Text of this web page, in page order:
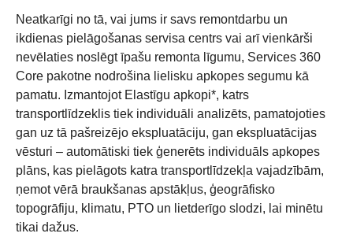
Neatkarīgi no tā, vai jums ir savs remontdarbu un
ikdienas pielāgošanas servisa centrs vai arī vienkārši
nevēlaties noslēgt īpašu remonta līgumu, Services 360
Core pakotne nodrošina lielisku apkopes segumu kā
pamatu. Izmantojot Elastīgu apkopi*, katrs
transportlīdzeklis tiek individuāli analizēts, pamatojoties
gan uz tā pašreizējo ekspluatāciju, gan ekspluatācijas
vēsturi – automātiski tiek ģenerēts individuāls apkopes
plāns, kas pielāgots katra transportlīdzekļa vajadzībām,
ņemot vērā braukšanas apstākļus, ģeogrāfisko
topogrāfiju, klimatu, PTO un lietderīgo slodzi, lai minētu
tikai dažus.